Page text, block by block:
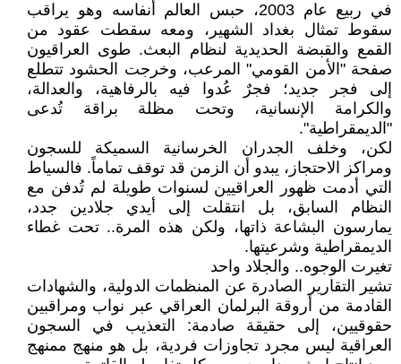
في ربيع عام 2003، حبس العالم أنفاسه وهو يراقب
سقوط تمثال بغداد الشهير، ومعه سقطت عقود من
القمع والقبضة الحديدية لنظام البعث. طوى العراقيون
صفحة "الأمن القومي" المرعب، وخرجت الحشود تتطلع
إلى فجر جديد؛ فجرٌ عُدوا فيه بالرفاهية، والعدالة،
والكرامة الإنسانية، وتحت مظلة براقة تُدعى
"الديمقراطية".
لكن، وخلف الجدران الخرسانية السميكة للسجون
ومراكز الاحتجاز، يبدو أن الزمن قد توقف تماماً. فالسياط
التي أدمت ظهور العراقيين لسنوات طويلة لم تُدفن مع
النظام السابق، بل انتقلت إلى أيدي جلادين جدد،
يمارسون البشاعة ذاتها، ولكن هذه المرة.. تحت غطاء
الديمقراطية وشرعيتها.
تغيرت الوجوه.. والجلاد واحد
تشير التقارير الصادرة عن المنظمات الدولية، والشهادات
القادمة من أروقة البرلمان العراقي عبر نواب ومراقبين
حقوقيين، إلى حقيقة صادمة: التعذيب في السجون
العراقية ليس مجرد تجاوزات فردية، بل هو منهج ممنهج